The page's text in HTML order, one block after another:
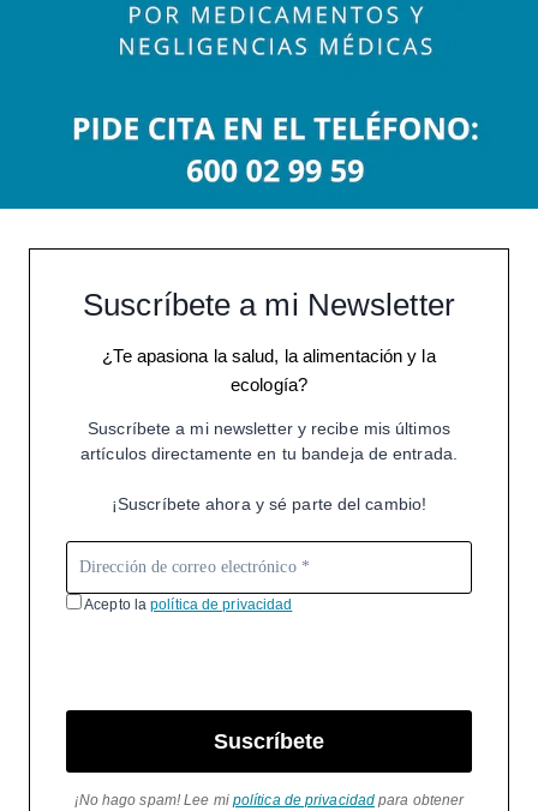
Suscríbete a mi Newsletter
¿Te apasiona la salud, la alimentación y la
ecología?
Suscríbete a mi newsletter y recibe mis últimos
artículos directamente en tu bandeja de entrada.
¡Suscríbete ahora y sé parte del cambio!
Acepto lapolítica de privacidad
Suscríbete
¡No hago spam! Lee mi política de privacidad para obtener